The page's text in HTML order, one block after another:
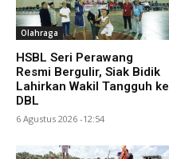
Olahraga
HSBL Seri Perawang
Resmi Bergulir, Siak Bidik
Lahirkan Wakil Tangguh ke
DBL
6 Agustus 2026 -12:54